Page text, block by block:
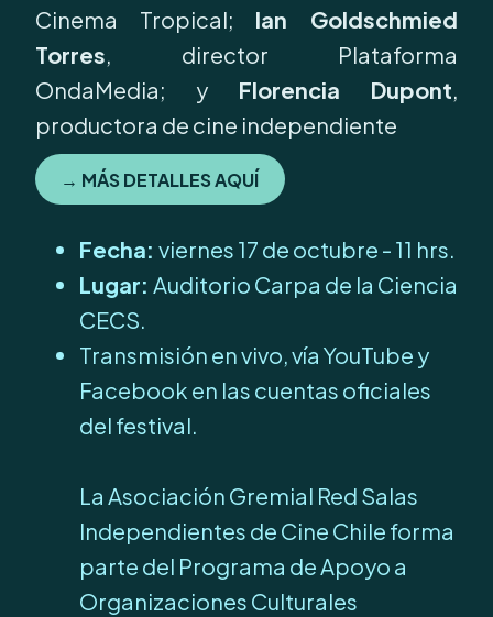
Cinema Tropical; Ian Goldschmied
Torres, director Plataforma
OndaMedia; y Florencia Dupont,
productora de cine independiente
→ MÁS DETALLESAQUÍ
Fecha: viernes 17 de octubre - 11 hrs.
Lugar: Auditorio Carpa de la Ciencia
CECS.
Transmisión en vivo, vía YouTube y
Facebook en las cuentas oficiales
del festival.
La Asociación Gremial Red Salas
Independientes de Cine Chile forma
parte del Programa de Apoyo a
Organizaciones Culturales